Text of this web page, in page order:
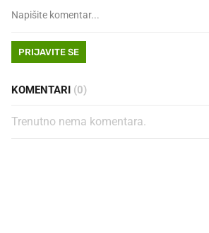
PRIJAVITE SE
KOMENTARI (0)
Trenutno nema komentara.